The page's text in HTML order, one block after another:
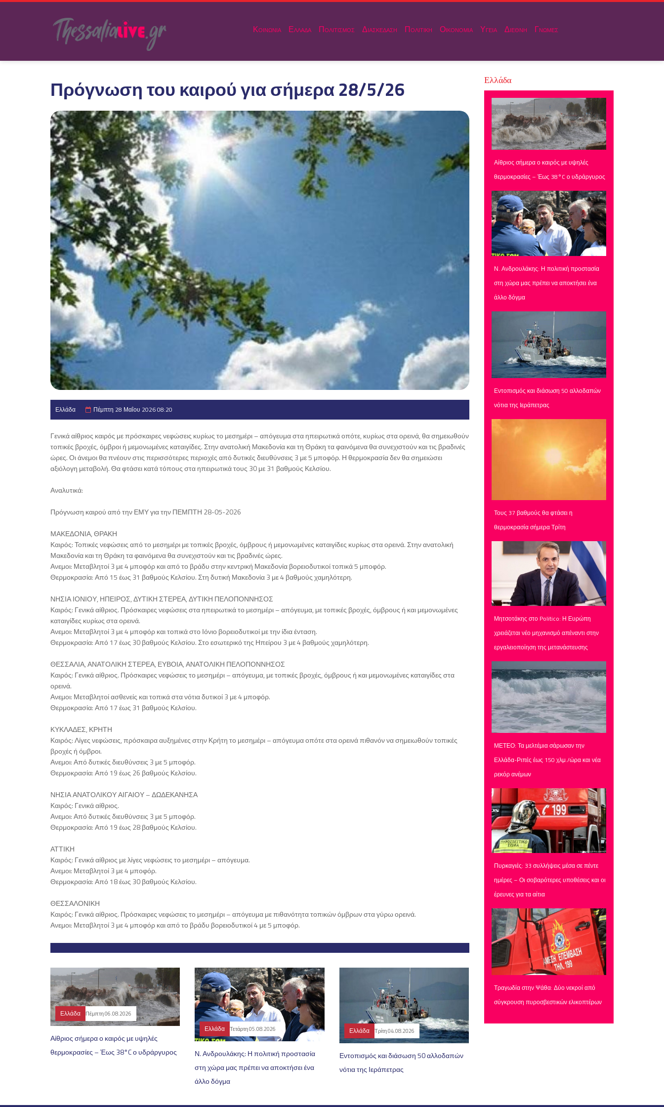
Κοινωνια Ελλαδα Πολιτισμος Διασκεδαση Πολιτικη Οικονομια Υγεια Διεθνη Γνωμες
Πρόγνωση του καιρού για σήμερα 28/5/26
Ελλάδα Πέμπτη 28 Μαΐου 2026 08:20
Γενικά αίθριος καιρός με πρόσκαιρες νεφώσεις κυρίως το μεσημέρι – απόγευμα στα ηπειρωτικά οπότε, κυρίως στα ορεινά, θα σημειωθούν
τοπικές βροχές, όμβροι ή μεμονωμένες καταιγίδες. Στην ανατολική Μακεδονία και τη Θράκη τα φαινόμενα θα συνεχιστούν και τις βραδινές
ώρες. Οι άνεμοι θα πνέουν στις περισσότερες περιοχές από δυτικές διευθύνσεις 3 με 5 μποφόρ. Η θερμοκρασία δεν θα σημειώσει
αξιόλογη μεταβολή. Θα φτάσει κατά τόπους στα ηπειρωτικά τους 30 με 31 βαθμούς Κελσίου.
Αναλυτικά:
Πρόγνωση καιρού από την ΕΜΥ για την ΠΕΜΠΤΗ 28-05-2026
ΜΑΚΕΔΟΝΙΑ, ΘΡΑΚΗ
Καιρός: Τοπικές νεφώσεις από το μεσημέρι με τοπικές βροχές, όμβρους ή μεμονωμένες καταιγίδες κυρίως στα ορεινά. Στην ανατολική
Μακεδονία και τη Θράκη τα φαινόμενα θα συνεχιστούν και τις βραδινές ώρες.
Ανεμοι: Μεταβλητοί 3 με 4 μποφόρ και από το βράδυ στην κεντρική Μακεδονία βορειοδυτικοί τοπικά 5 μποφόρ.
Θερμοκρασία: Από 15 έως 31 βαθμούς Κελσίου. Στη δυτική Μακεδονία 3 με 4 βαθμούς χαμηλότερη.
ΝΗΣΙΑ ΙΟΝΙΟΥ, ΗΠΕΙΡΟΣ, ΔΥΤΙΚΗ ΣΤΕΡΕΑ, ΔΥΤΙΚΗ ΠΕΛΟΠΟΝΝΗΣΟΣ
Καιρός: Γενικά αίθριος. Πρόσκαιρες νεφώσεις στα ηπειρωτικά το μεσημέρι – απόγευμα, με τοπικές βροχές, όμβρους ή και μεμονωμένες
καταιγίδες κυρίως στα ορεινά.
Ανεμοι: Μεταβλητοί 3 με 4 μποφόρ και τοπικά στο Ιόνιο βορειοδυτικοί με την ίδια ένταση.
Θερμοκρασία: Από 17 έως 30 βαθμούς Κελσίου. Στο εσωτερικό της Ηπείρου 3 με 4 βαθμούς χαμηλότερη.
ΘΕΣΣΑΛΙΑ, ΑΝΑΤΟΛΙΚΗ ΣΤΕΡΕΑ, ΕΥΒΟΙΑ, ΑΝΑΤΟΛΙΚΗ ΠΕΛΟΠΟΝΝΗΣΟΣ
Καιρός: Γενικά αίθριος. Πρόσκαιρες νεφώσεις το μεσημέρι – απόγευμα, με τοπικές βροχές, όμβρους ή και μεμονωμένες καταιγίδες στα
ορεινά.
Ανεμοι: Μεταβλητοί ασθενείς και τοπικά στα νότια δυτικοί 3 με 4 μποφόρ.
Θερμοκρασία: Από 17 έως 31 βαθμούς Κελσίου.
ΚΥΚΛΑΔΕΣ, ΚΡΗΤΗ
Καιρός: Λίγες νεφώσεις, πρόσκαιρα αυξημένες στην Κρήτη το μεσημέρι – απόγευμα οπότε στα ορεινά πιθανόν να σημειωθούν τοπικές
βροχές ή όμβροι.
Ανεμοι: Από δυτικές διευθύνσεις 3 με 5 μποφόρ.
Θερμοκρασία: Από 19 έως 26 βαθμούς Κελσίου.
ΝΗΣΙΑ ΑΝΑΤΟΛΙΚΟΥ ΑΙΓΑΙΟΥ – ΔΩΔΕΚΑΝΗΣΑ
Καιρός: Γενικά αίθριος.
Ανεμοι: Από δυτικές διευθύνσεις 3 με 5 μποφόρ.
Θερμοκρασία: Από 19 έως 28 βαθμούς Κελσίου.
ΑΤΤΙΚΗ
Καιρός: Γενικά αίθριος με λίγες νεφώσεις το μεσημέρι – απόγευμα.
Ανεμοι: Μεταβλητοί 3 με 4 μποφόρ.
Θερμοκρασία: Από 18 έως 30 βαθμούς Κελσίου.
ΘΕΣΣΑΛΟΝΙΚΗ
Καιρός: Γενικά αίθριος. Πρόσκαιρες νεφώσεις το μεσημέρι – απόγευμα με πιθανότητα τοπικών όμβρων στα γύρω ορεινά.
Ανεμοι: Μεταβλητοί 3 με 4 μποφόρ και από το βράδυ βορειοδυτικοί 4 με 5 μποφόρ.
Ελλάδα Πέμπτη 06.08.2026
Αίθριος σήμερα ο καιρός με υψηλές
θερμοκρασίες – Έως 38°C ο υδράργυρος
Ελλάδα Τετάρτη 05.08.2026
Ν. Ανδρουλάκης: Η πολιτική προστασία
στη χώρα μας πρέπει να αποκτήσει ένα
άλλο δόγμα
Ελλάδα Τρίτη 04.08.2026
Εντοπισμός και διάσωση 50 αλλοδαπών
νότια της Ιεράπετρας
Ελλάδα
Αίθριος σήμερα ο καιρός με υψηλές
θερμοκρασίες – Έως 38°C ο υδράργυρος
Ν. Ανδρουλάκης: Η πολιτική προστασία
στη χώρα μας πρέπει να αποκτήσει ένα
άλλο δόγμα
Εντοπισμός και διάσωση 50 αλλοδαπών
νότια της Ιεράπετρας
Τους 37 βαθμούς θα φτάσει η
θερμοκρασία σήμερα Τρίτη
Μητσοτάκης στο Politico: Η Ευρώπη
χρειάζεται νέο μηχανισμό απέναντι στην
εργαλειοποίηση της μετανάστευσης
ΜΕΤΕΟ: Τα μελτέμια σάρωσαν την
Ελλάδα-Ριπές έως 150 χλμ./ώρα και νέα
ρεκόρ ανέμων
Πυρκαγιές: 33 συλλήψεις μέσα σε πέντε
ημέρες – Οι σοβαρότερες υποθέσεις και οι
έρευνες για τα αίτια
Τραγωδία στην Ψάθα: Δύο νεκροί από
σύγκρουση πυροσβεστικών ελικοπτέρων